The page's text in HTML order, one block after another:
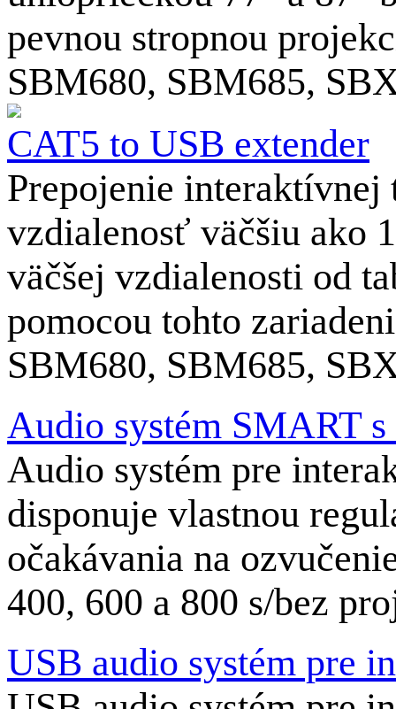
pevnou stropnou
SBM680, SBM685,
CAT5 to USB extender
Prepojenie interaktívnej
vzdialenosť väčšiu ako
väčšej vzdialenosti od
pomocou tohto
SBM680, SBM685,
Audio systém SMART
Audio systém pre
disponuje vlastnou
očakávania na
400, 600 a 800 s/bez
USB audio systém pre